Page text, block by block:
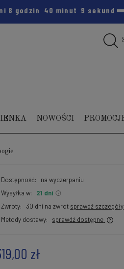
8 godzin 40 minut 7 sekund
NOWOŚCI
Dostępność:
na wyczerpaniu
Wysyłka w:
21 dni
Zwroty:
30 dni na zwrot sprawdź szczegóły
Metody dostawy:
sprawdź dostępne
zł